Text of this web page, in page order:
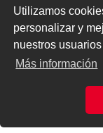
Utilizamos
personalizar y
nuestros
Más información
© 2026 Todos los
o parcial,